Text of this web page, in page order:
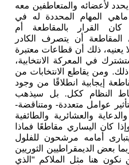
لأعضائه والمتعاطفين معه
المهام المحددة له في
القرار بالمقاطعة أم
أن يتصرف الكادر
يعنيه، ذلك أن قطاعات معتبرة
في المعركة الانتخابية،
ومن يقاطع الانتخابات من
إيجابية انطلاقًا من وجود
النظام ككل. بل سيذهب
عوامل متعددة- ومتناقضة-
والعشائرية والطائفية
كان اليساري مقاطعًا فماذا
أمامه مرشحون للفلول
بعض الديمقراطيين الثوريين
نكون هنا مثل الملاكم "الذي